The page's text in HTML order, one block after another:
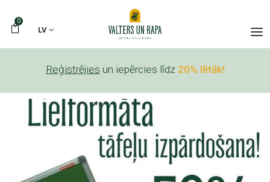
0
LV
Reģistrējies un iepērcies līdz 20% lētāk!